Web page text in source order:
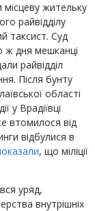
місцеву жительку
райвідділу
таксист. Суд
ж дня мешканці
райвідділ
Після бунту
області
у Врадіївці
втомилося від
відбулися в
, що міліції
уряд,
внутрішніх